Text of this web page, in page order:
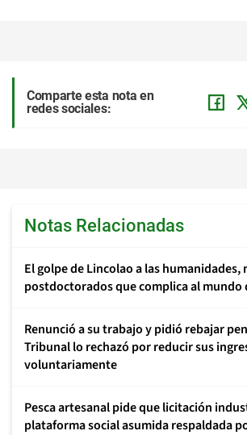
Comparte esta nota en
redes sociales:
Notas Relacionadas
El golpe de Lincolao a las humanidades,
postdoctorados que complica al mundo
Renunció a su trabajo y pidió rebajar
Tribunal lo rechazó por reducir sus
voluntariamente
Pesca artesanal pide que licitación
plataforma social asumida respaldada